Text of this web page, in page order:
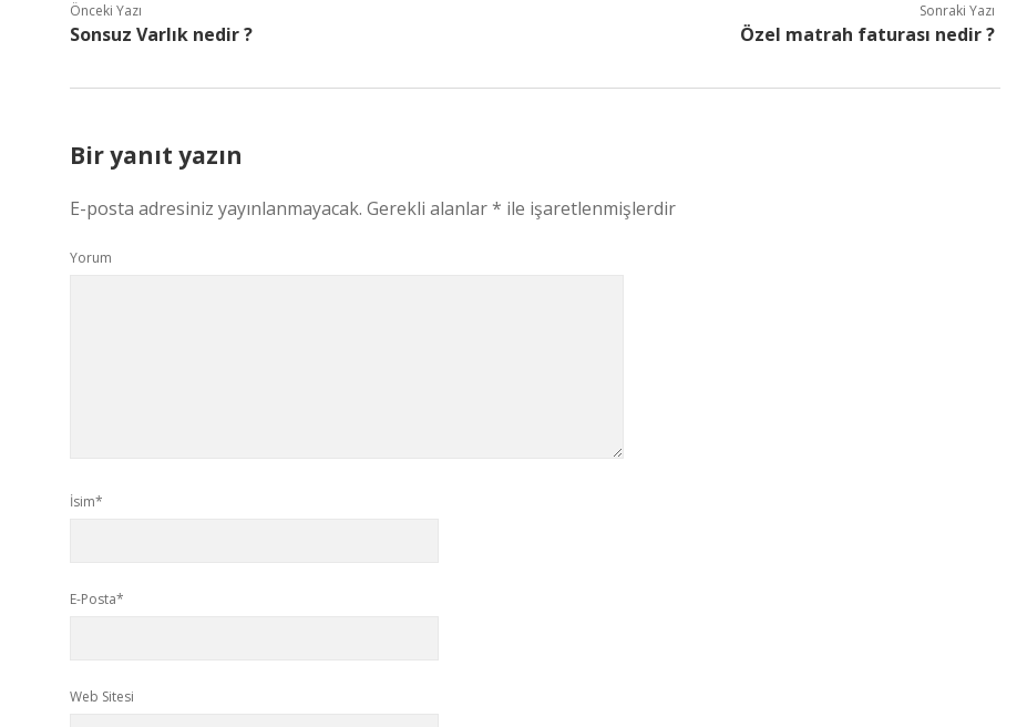
Önceki Yazı
Sonsuz Varlık nedir ?
Sonraki Yazı
Özel matrah faturası nedir ?
Bir yanıt yazın
E-posta adresiniz yayınlanmayacak. Gerekli alanlar* ile işaretlenmişlerdir
Yorum
İsim*
E-Posta*
Web Sitesi